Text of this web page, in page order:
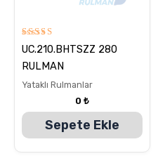
5
üzerinden
5.00
oy aldı
UC.210.BHTSZZ 280
RULMAN
Yataklı Rulmanlar
0 ₺
Sepete Ekle